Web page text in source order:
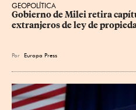
GEOPOLÍTICA
Gobierno de Milei retira
extranjeros de ley de
Por Europa Press